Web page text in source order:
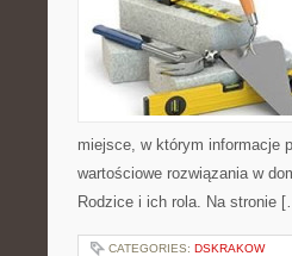
miejsce, w którym informacje
wartościowe rozwiązania w
Rodzice i ich rola. Na stronie
CATEGORIES: DSKRAKOW